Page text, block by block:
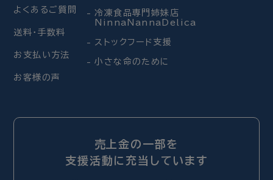
よくあるご質問
送料・手数料
お支払い方法
お客様の声
冷凍食品専門姉妹店
NinnaNannaDelica
ストックフード支援
小さな命のために
売上金の一部を
支援活動に充当しています